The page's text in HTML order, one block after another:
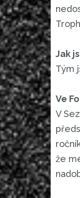
Jak
Tým
Ve
V
že